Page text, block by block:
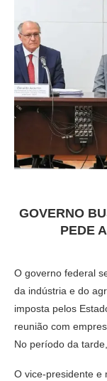
GOVERNO
PEDE
O governo federal
da indústria e do
imposta pelos
reunião com
No período da
O vice-presidente e